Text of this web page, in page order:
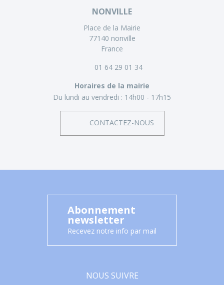
NONVILLE
Place de la Mairie
77140 nonville
France
01 64 29 01 34
Horaires de la mairie
Du lundi au vendredi : 14h00 - 17h15
CONTACTEZ-NOUS
Abonnement
newsletter
Recevez notre info par mail
NOUS SUIVRE